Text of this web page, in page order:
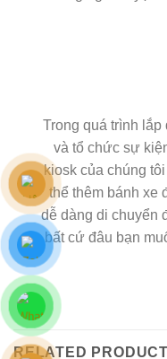
Trong quá trình lắp
và tổ chức sự
kiosk của chúng
thể thêm bánh xe
dễ dàng di chuyển
bất cứ đâu bạn
RELATED